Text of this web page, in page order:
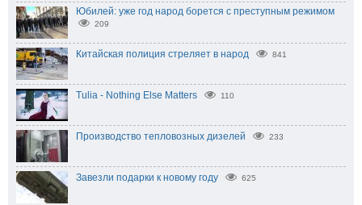
Юбилей: уже год народ борется с преступным режимом
209
Китайская полиция стреляет в народ 841
Tulia - Nothing Else Matters 110
Производство тепловозных дизелей 233
Завезли подарки к новому году 625